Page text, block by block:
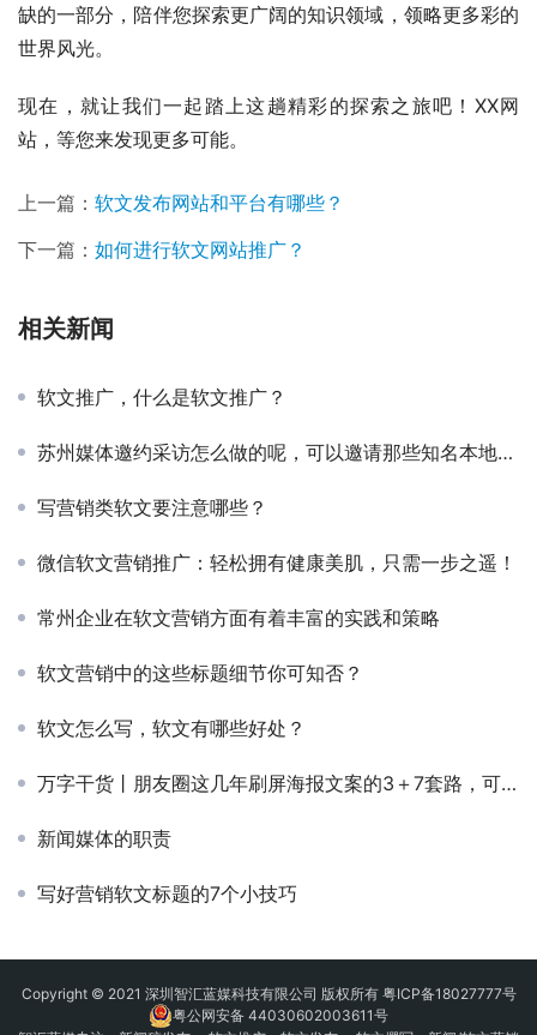
缺的一部分，陪伴您探索更广阔的知识领域，领略更多彩的
世界风光。
现在，就让我们一起踏上这趟精彩的探索之旅吧！XX网
站，等您来发现更多可能。
上一篇： 软文发布网站和平台有哪些？
下一篇： 如何进行软文网站推广？
相关新闻
软文推广，什么是软文推广？
苏州媒体邀约采访怎么做的呢，可以邀请那些知名本地媒体呢
写营销类软文要注意哪些？
微信软文营销推广：轻松拥有健康美肌，只需一步之遥！
常州企业在软文营销方面有着丰富的实践和策略
软文营销中的这些标题细节你可知否？
软文怎么写，软文有哪些好处？
万字干货丨朋友圈这几年刷屏海报文案的3＋7套路，可套用
新闻媒体的职责
写好营销软文标题的7个小技巧
Copyright © 2021 深圳智汇蓝媒科技有限公司 版权所有 粤ICP备18027777号
粤公网安备 44030602003611号